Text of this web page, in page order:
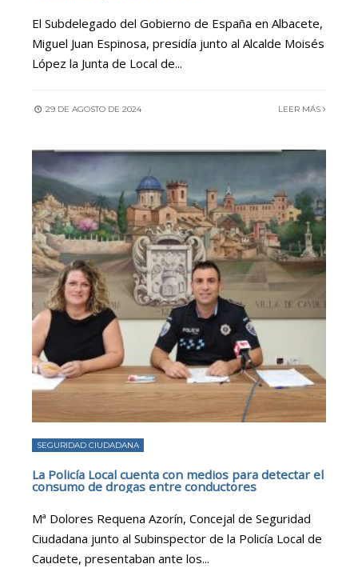
El Subdelegado del Gobierno de España en Albacete,
Miguel Juan Espinosa, presidía junto al Alcalde Moisés
López la Junta de Local de...
29 DE AGOSTO DE 2024 LEER MÁS
SEGURIDAD CIUDADANA
La Policía Local cuenta con medios para detectar el
consumo de drogas entre conductores
Mª Dolores Requena Azorín, Concejal de Seguridad
Ciudadana junto al Subinspector de la Policía Local de
Caudete, presentaban ante los...